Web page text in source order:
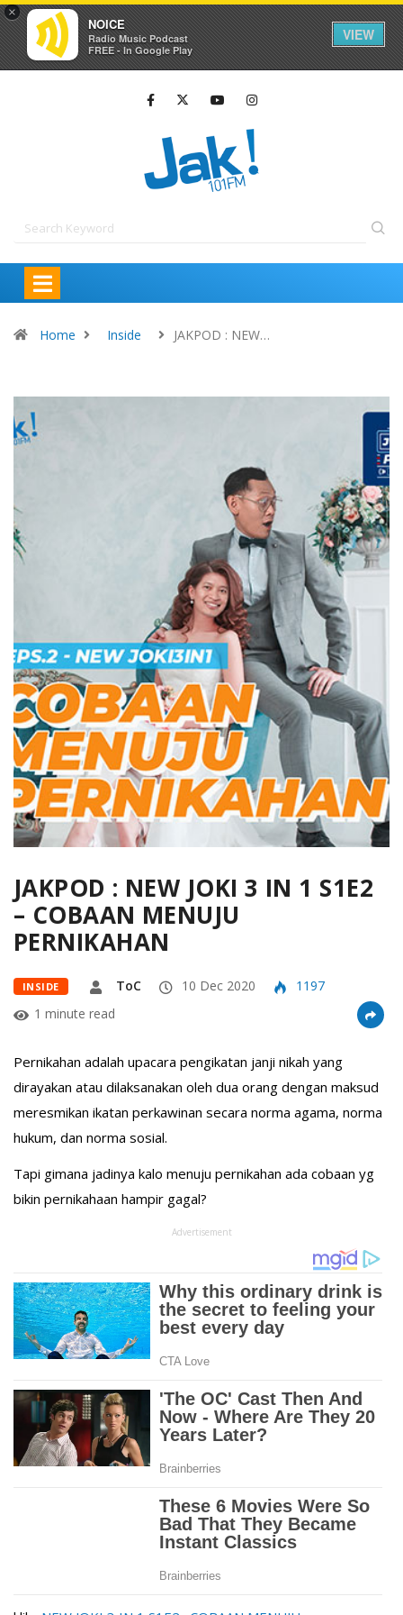
×
NOICE
Radio Music Podcast
FREE - In Google Play
VIEW
Home Inside JAKPOD : NEW…
JAKPOD : NEW JOKI 3 IN 1 S1E2
– COBAAN MENUJU
PERNIKAHAN
INSIDE ToC 10 Dec 2020
1197
1 minute read
Pernikahan adalah upacara pengikatan janji nikah yang
dirayakan atau dilaksanakan oleh dua orang dengan maksud
meresmikan ikatan perkawinan secara norma agama, norma
hukum, dan norma sosial.
Tapi gimana jadinya kalo menuju pernikahan ada cobaan yg
bikin pernikahaan hampir gagal?
Advertisement